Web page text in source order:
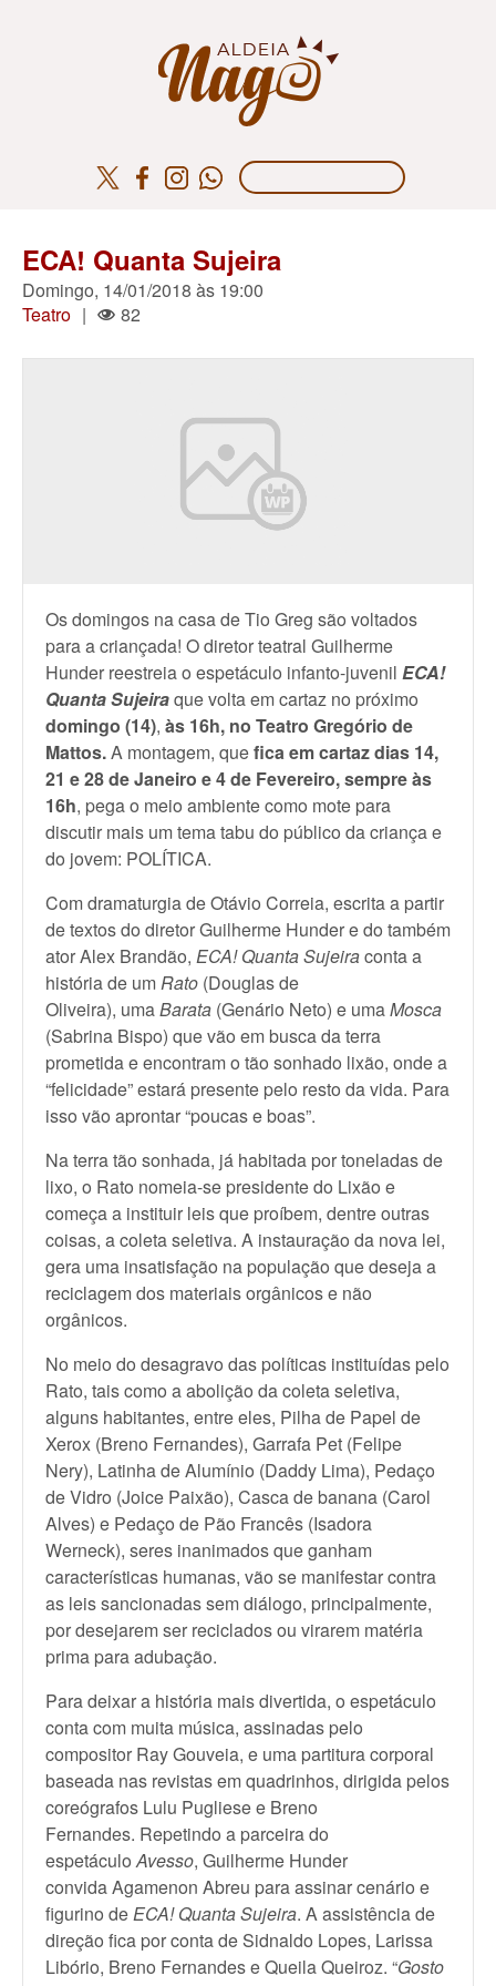
ECA! Quanta Sujeira
Domingo, 14/01/2018 às 19:00
Teatro | 82
Os domingos na casa de Tio Greg são voltados
para a criançada! O diretor teatral Guilherme
Hunder reestreia o espetáculo infanto-juvenil ECA!
Quanta Sujeiraque volta em cartaz no próximo
domingo (14), às 16h, no Teatro Gregório de
Mattos.A montagem, quefica em cartaz dias 14,
21 e 28 de Janeiro e 4 de Fevereiro, sempre às
16h, pega o meio ambiente como mote para
discutir mais um tema tabu do público da criança e
do jovem: POLÍTICA.
Com dramaturgia de Otávio Correia, escrita a partir
de textos do diretor Guilherme Hunder e do também
ator Alex Brandão, ECA! Quanta Sujeiraconta a
história de umRato (Douglas de
Oliveira), umaBarata (Genário Neto) e umaMosca
(Sabrina Bispo) que vão em busca da terra
prometida e encontram o tão sonhado lixão, onde a
“felicidade” estará presente pelo resto da vida. Para
isso vão aprontar “poucas e boas”.
Na terra tão sonhada, já habitada por toneladas de
lixo, o Rato nomeia-se presidente do Lixão e
começa a instituir leis que proíbem, dentre outras
coisas, a coleta seletiva. A instauração da nova lei,
gera uma insatisfação na população que deseja a
reciclagem dos materiais orgânicos e não
orgânicos.
No meio do desagravo das políticas instituídas pelo
Rato, tais como a abolição da coleta seletiva,
alguns habitantes, entre eles, Pilha de Papel de
Xerox (Breno Fernandes), Garrafa Pet (Felipe
Nery), Latinha de Alumínio (Daddy Lima), Pedaço
de Vidro (Joice Paixão), Casca de banana (Carol
Alves) e Pedaço de Pão Francês (Isadora
Werneck), seres inanimados que ganham
características humanas, vão se manifestar contra
as leis sancionadas sem diálogo, principalmente,
por desejarem ser reciclados ou virarem matéria
prima para adubação.
Para deixar a história mais divertida, o espetáculo
conta com muita música, assinadas pelo
compositor Ray Gouveia, e uma partitura corporal
baseada nas revistas em quadrinhos, dirigida pelos
coreógrafos Lulu Pugliese e Breno
Fernandes. Repetindo a parceira do
espetáculoAvesso, Guilherme Hunder
convida Agamenon Abreu para assinar cenário e
figurino deECA! Quanta Sujeira. A assistência de
direção fica por conta de Sidnaldo Lopes, Larissa
Libório, Breno Fernandes e Queila Queiroz. “Gosto